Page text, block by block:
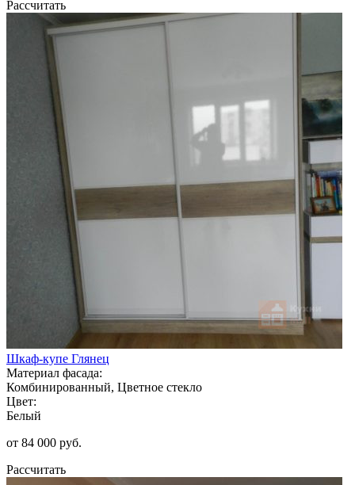
Рассчитать
Шкаф-купе Глянец
Материал фасада:
Комбинированный, Цветное стекло
Цвет:
Белый
от 84 000 руб.
Рассчитать